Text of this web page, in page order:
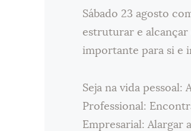
Sábado 23 agosto
estruturar e alcançar
importante para si e
Seja na vida pessoal:
Professional:
Empresarial: Alargar